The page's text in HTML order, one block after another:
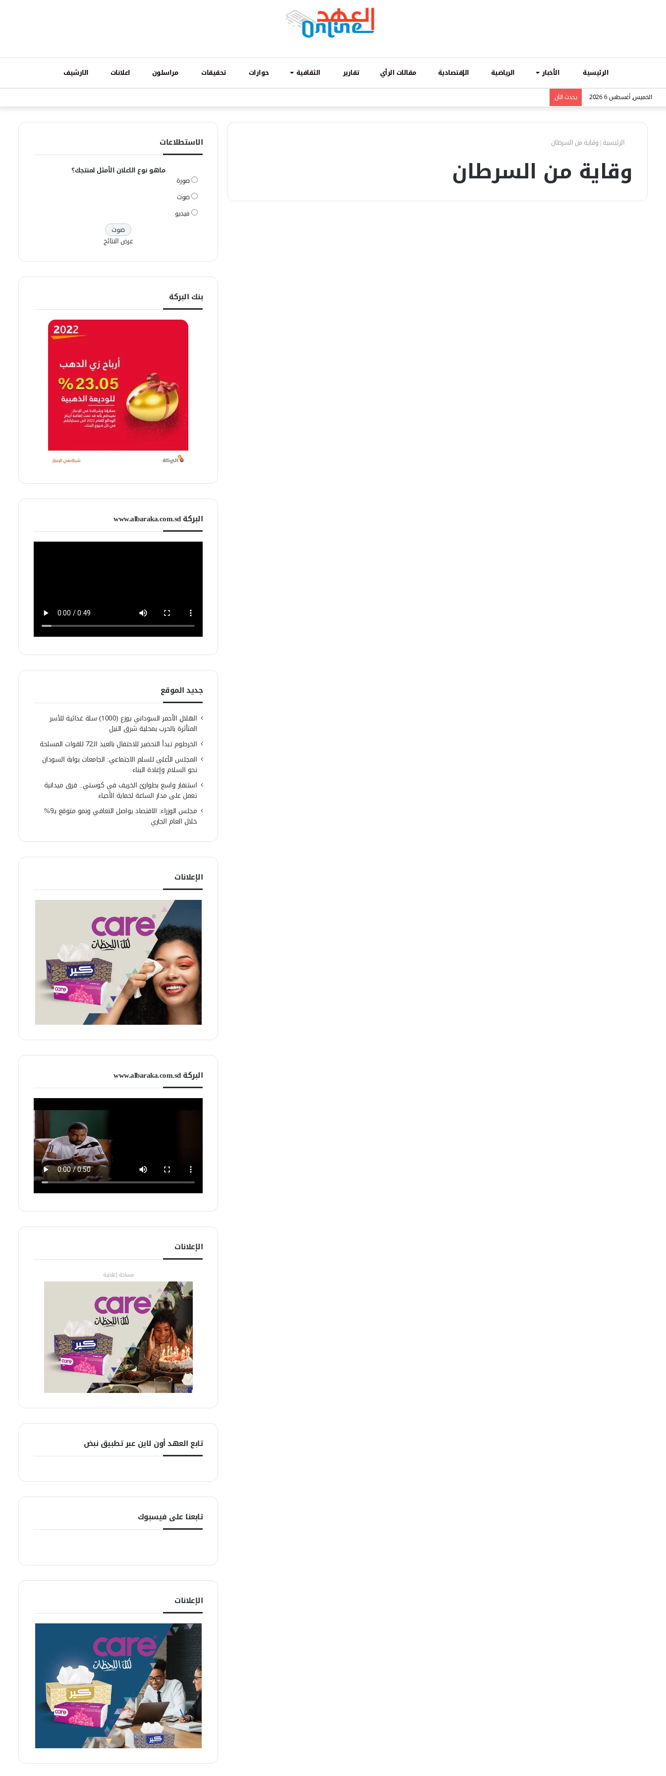
الرئيسية الأخبار الرياضية الإقتصادية مقالات الرأي تقارير الثقافية حوارات تحقيقات مراسلون اعلانات الارشيف
الخميس, أغسطس 6 2026 يحدث الاَن
الرئيسية| وقاية من السرطان
وقاية من السرطان
الاستطلاعات
ماهو نوع الاعلان الأمثل لمنتجك؟
صورة
صوت
فيديو
عرض النتائج
بنك البركة
البركة www.albaraka.com.sd
جديد الموقع
الهلال الأحمر السوداني يوزع (1000) سلة غذائية للأسر
المتأثرة بالحرب بمحلية شرق النيل
الخرطوم تبدأ التحضير للاحتفال بالعيد الـ72 للقوات المسلحة
المجلس الأعلى للسلم الاجتماعي: الجامعات بوابة السودان
نحو السلام وإعادة البناء
استنفار واسع بطوارئ الخريف في كوستي.. فرق ميدانية
تعمل على مدار الساعة لحماية الأحياء
مجلس الوزراء: الاقتصاد يواصل التعافي ونمو متوقع بـ9%
خلال العام الجاري
الإعلانات
البركة www.albaraka.com.sd
الإعلانات
مساحة إعلانية
تابع العهد أون لاين عبر تطبيق نبض
تابعنا على فيسبوك
الإعلانات